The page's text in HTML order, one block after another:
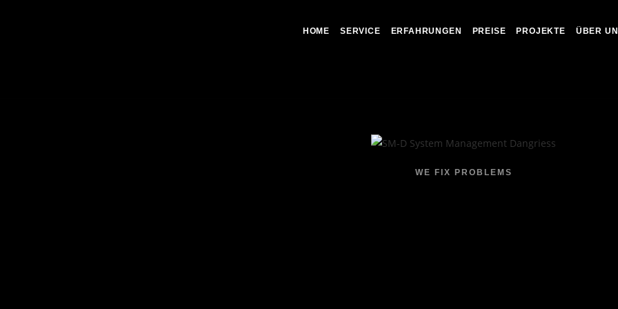
HOME SERVICE ERFAHRUNGEN PREISE PROJEKTE ÜBER
WE FIX PROBLEMS